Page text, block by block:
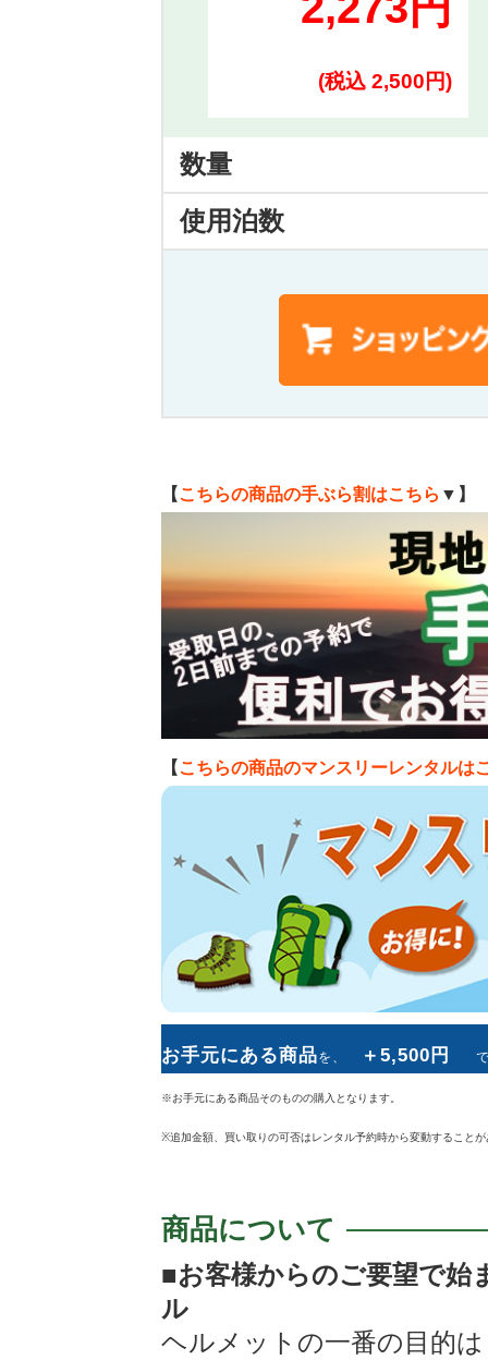
(税込 2,500円)
数量
使用泊数
【こちらの商品の手ぶら割はこちら ▼】
【こちらの商品のマンスリーレンタルは
お手元にある商品を、 ＋5,500円
レンタル料金 2,500円 + 追加料金
※追加金額、買い取りの可否はレンタル予約時から変動する
※お手元にある商品そのものの購入となります。
※追加金額、買い取りの可否はレンタル予約時から変動すること
商品について
■お客様からのご要望で始
ル
ヘルメットの一番の目的